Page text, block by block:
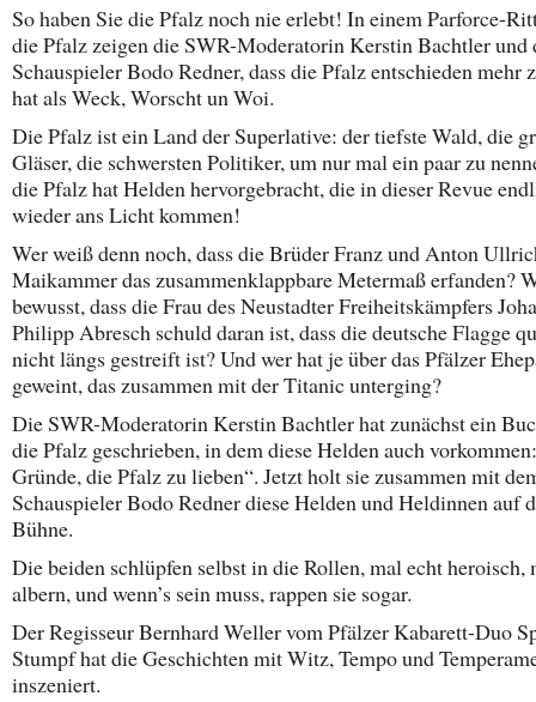
So haben Sie die Pfalz noch nie erlebt! In einem Parforce-
die Pfalz zeigen die SWR-Moderatorin Kerstin Bachtler und
Schauspieler Bodo Redner, dass die Pfalz entschieden mehr
hat als Weck, Worscht un Woi.
Die Pfalz ist ein Land der Superlative: der tiefste Wald, die
Gläser, die schwersten Politiker, um nur mal ein paar zu
die Pfalz hat Helden hervorgebracht, die in dieser Revue
wieder ans Licht kommen!
Wer weiß denn noch, dass die Brüder Franz und Anton
Maikammer das zusammenklappbare Metermaß erfanden?
bewusst, dass die Frau des Neustadter Freiheitskämpfers
Philipp Abresch schuld daran ist, dass die deutsche Flagge
nicht längs gestreift ist? Und wer hat je über das Pfälzer
geweint, das zusammen mit der Titanic unterging?
Die SWR-Moderatorin Kerstin Bachtler hat zunächst ein
die Pfalz geschrieben, in dem diese Helden auch
Gründe, die Pfalz zu lieben“. Jetzt holt sie zusammen mit
Schauspieler Bodo Redner diese Helden und Heldinnen auf
Bühne.
Die beiden schlüpfen selbst in die Rollen, mal echt heroisch,
albern, und wenn’s sein muss, rappen sie sogar.
Der Regisseur Bernhard Weller vom Pfälzer Kabarett-Duo
Stumpf hat die Geschichten mit Witz, Tempo und
inszeniert.